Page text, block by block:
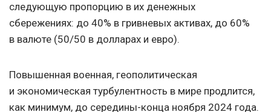
следующую пропорцию в их денежных
сбережениях: до 40% в гривневых активах, до 60%
в валюте (50/50 в долларах и евро).
Повышенная военная, геополитическая
и экономическая турбулентность в мире продлится,
как минимум, до середины-конца ноября 2024 года.